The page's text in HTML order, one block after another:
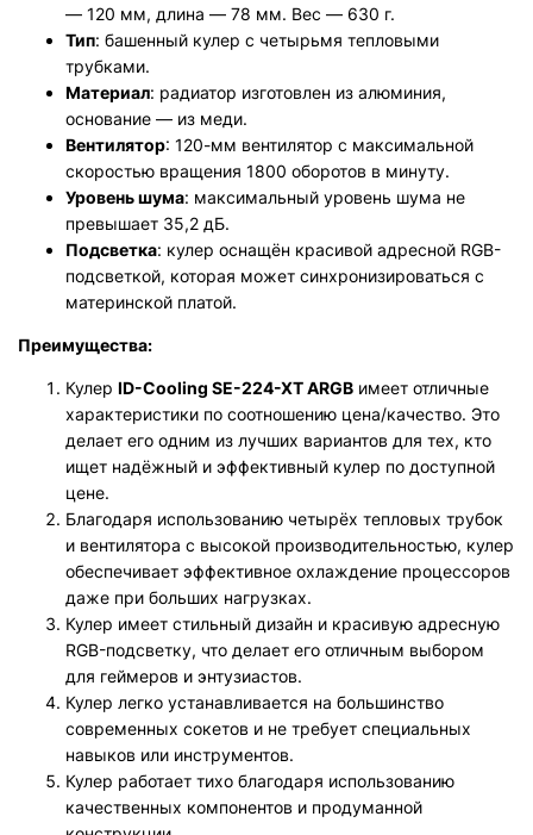
— 120 мм, длина — 78 мм. Вес — 630 г.
Тип: башенный кулер с четырьмя тепловыми
трубками.
Материал: радиатор изготовлен из алюминия,
основание — из меди.
Вентилятор: 120-мм вентилятор с максимальной
скоростью вращения 1800 оборотов в минуту.
Уровень шума: максимальный уровень шума не
превышает 35,2 дБ.
Подсветка: кулер оснащён красивой адресной RGB-
подсветкой, которая может синхронизироваться с
материнской платой.
Преимущества:
Кулер ID-Cooling SE-224-XT ARGB имеет отличные
характеристики по соотношению цена/качество. Это
делает его одним из лучших вариантов для тех, кто
ищет надёжный и эффективный кулер по доступной
цене.
Благодаря использованию четырёх тепловых трубок
и вентилятора с высокой производительностью, кулер
обеспечивает эффективное охлаждение процессоров
даже при больших нагрузках.
Кулер имеет стильный дизайн и красивую адресную
RGB-подсветку, что делает его отличным выбором
для геймеров и энтузиастов.
Кулер легко устанавливается на большинство
современных сокетов и не требует специальных
навыков или инструментов.
Кулер работает тихо благодаря использованию
качественных компонентов и продуманной